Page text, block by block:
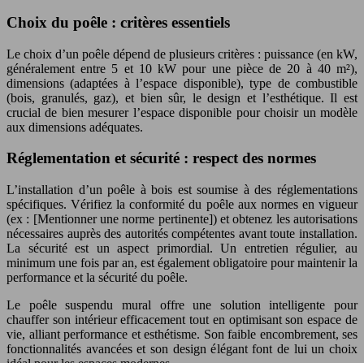
Choix du poêle : critères essentiels
Le choix d’un poêle dépend de plusieurs critères : puissance (en kW,
généralement entre 5 et 10 kW pour une pièce de 20 à 40 m²),
dimensions (adaptées à l’espace disponible), type de combustible
(bois, granulés, gaz), et bien sûr, le design et l’esthétique. Il est
crucial de bien mesurer l’espace disponible pour choisir un modèle
aux dimensions adéquates.
Réglementation et sécurité : respect des normes
L’installation d’un poêle à bois est soumise à des réglementations
spécifiques. Vérifiez la conformité du poêle aux normes en vigueur
(ex : [Mentionner une norme pertinente]) et obtenez les autorisations
nécessaires auprès des autorités compétentes avant toute installation.
La sécurité est un aspect primordial. Un entretien régulier, au
minimum une fois par an, est également obligatoire pour maintenir la
performance et la sécurité du poêle.
Le poêle suspendu mural offre une solution intelligente pour
chauffer son intérieur efficacement tout en optimisant son espace de
vie, alliant performance et esthétisme. Son faible encombrement, ses
fonctionnalités avancées et son design élégant font de lui un choix